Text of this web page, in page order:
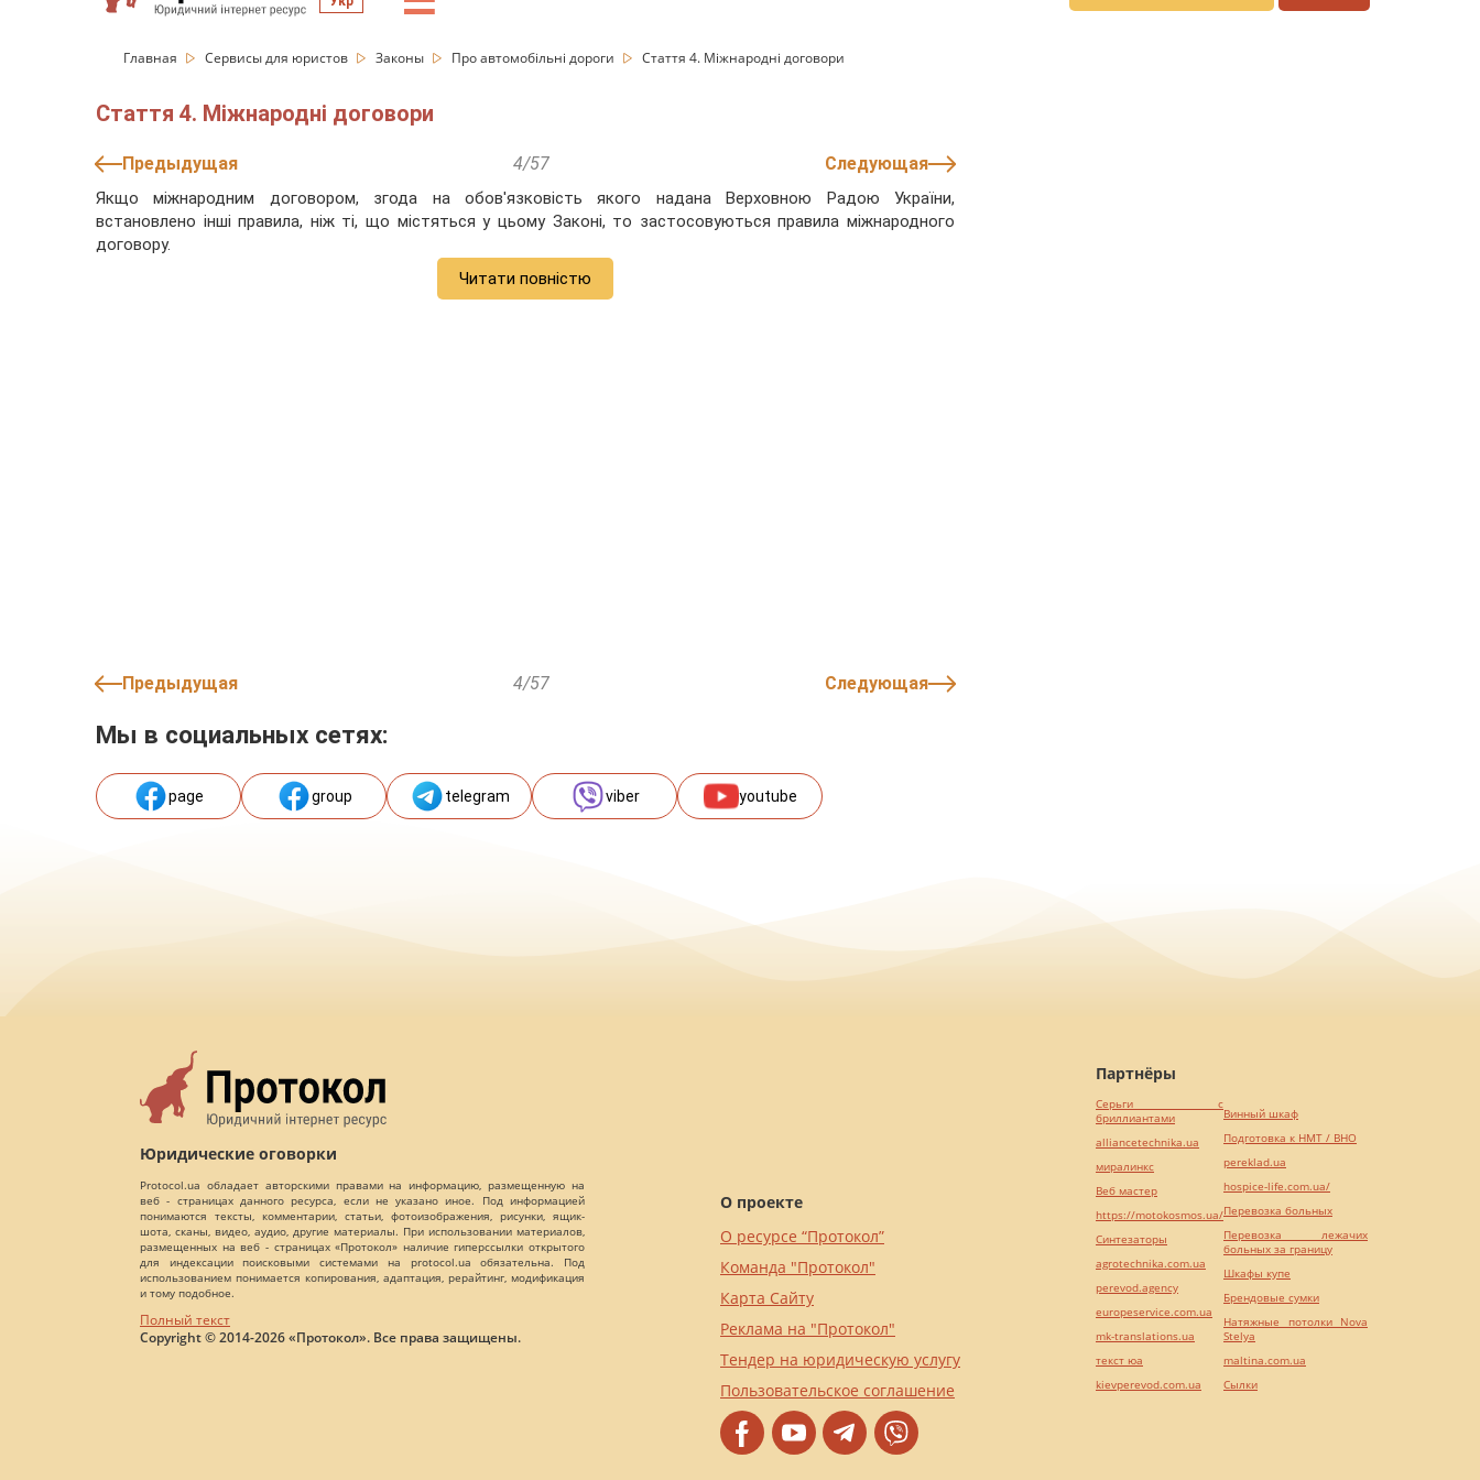
Главная Сервисы для юристов Законы Про автомобільні дороги Стаття 4. Міжнародні договори
Стаття 4. Міжнародні договори
Предыдущая 4/57 Следующая
Якщо міжнародним договором, згода на обов'язковість якого надана Верховною Радою України,
встановлено інші правила, ніж ті, що містяться у цьому Законі, то застосовуються правила міжнародного
договору.
Читати повністю
Предыдущая 4/57 Следующая
Мы в социальных сетях:
page group telegram viber youtube
Юридические оговорки
Protocol.ua обладает авторскими правами на информацию, размещенную на
веб - страницах данного ресурса, если не указано иное. Под информацией
понимаются тексты, комментарии, статьи, фотоизображения, рисунки, ящик-
шота, сканы, видео, аудио, другие материалы. При использовании материалов,
размещенных на веб - страницах «Протокол» наличие гиперссылки открытого
для индексации поисковыми системами на protocol.ua обязательна. Под
использованием понимается копирования, адаптация, рерайтинг, модификация
и тому подобное.
Полный текст
Copyright © 2014-2026 «Протокол». Все права защищены.
О проекте
О ресурсе “Протокол”
Команда "Протокол"
Карта Сайту
Реклама на "Протокол"
Тендер на юридическую услугу
Пользовательское соглашение
Партнёры
Серьги с
бриллиантами
alliancetechnika.ua
миралинкс
Веб мастер
https://motokosmos.ua/
Синтезаторы
agrotechnika.com.ua
perevod.agency
europeservice.com.ua
mk-translations.ua
текст юа
kievperevod.com.ua
Винный шкаф
Подготовка к НМТ / ВНО
pereklad.ua
hospice-life.com.ua/
Перевозка больных
Перевозка лежачих
больных за границу
Шкафы купе
Брендовые сумки
Натяжные потолки Nova
Stelya
maltina.com.ua
Cылки